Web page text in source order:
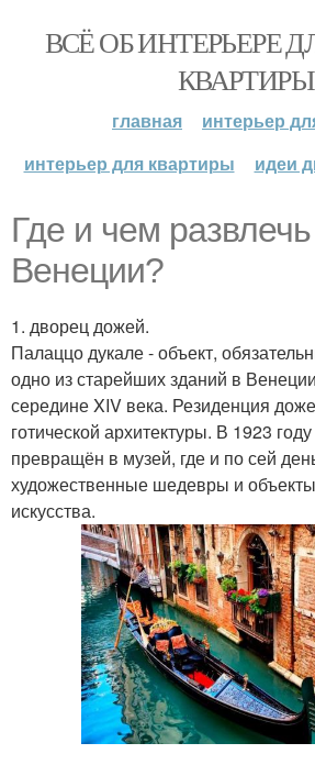
ВСЁ ОБ ИНТЕРЬЕРЕ
КВАРТИРЫ
главная
интерьер
интерьер для квартиры
идеи
Где и чем
Венеции?
1. дворец дожей.
Палаццо дукале - объект,
одно из старейших зданий в
середине XIV века. Резиденция
готической архитектуры. В 1923
превращён в музей, где и по сей
художественные шедевры и
искусства.